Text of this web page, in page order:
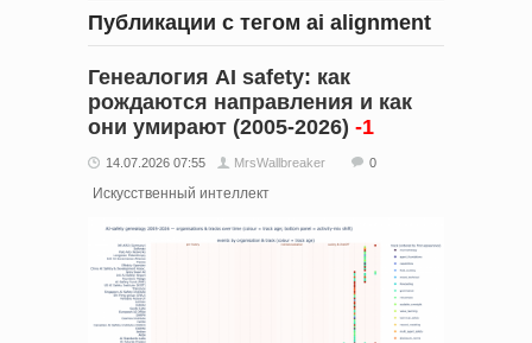
Публикации с тегом ai alignment
Генеалогия AI safety: как
рождаются направления и как
они умирают (2005-2026) -1
14.07.2026 07:55 MrsWallbreaker 0
Искусственный интеллект